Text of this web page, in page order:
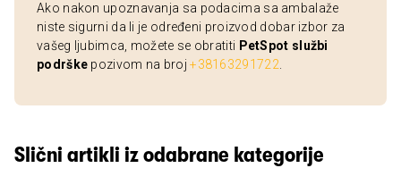
Ako nakon upoznavanja sa podacima sa ambalaže
niste sigurni da li je određeni proizvod dobar izbor za
vašeg ljubimca, možete se obratiti PetSpot službi
podrške pozivom na broj+38163291722
Slični artikli iz odabrane kategorije